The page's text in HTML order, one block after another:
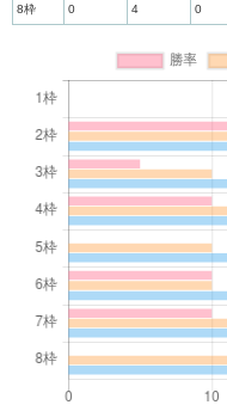
8枠 0 4 0